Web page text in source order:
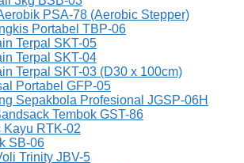
PSA-78 (Aerobic Stepper)
Portabel TBP-06
Terpal SKT-05
Terpal SKT-04
Terpal SKT-03 (D30 x 100cm)
Portabel GFP-05
Sepakbola Profesional JGSP-06H
Tembok GST-86
Kayu RTK-02
SB-06
Trinity JBV-5